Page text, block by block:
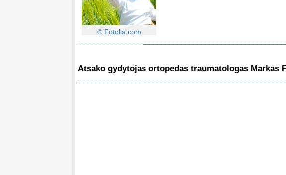
© Fotolia.com
Atsako gydytojas ortopedas traumatologas Markas